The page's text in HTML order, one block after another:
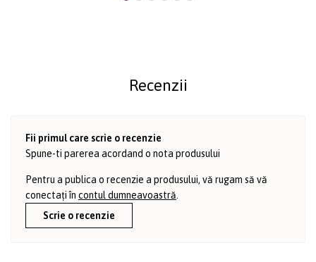
Recenzii
Fii primul care scrie o recenzie
Spune-ti parerea acordand o nota produsului
Pentru a publica o recenzie a produsului, vă rugam să vă
conectați în contul dumneavoastră
Scrie o recenzie